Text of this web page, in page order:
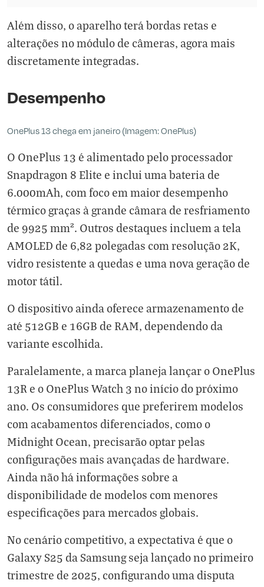
Além disso, o aparelho terá bordas retas e
alterações no módulo de câmeras, agora mais
discretamente integradas.
Desempenho
OnePlus 13 chega em janeiro (Imagem: OnePlus)
O OnePlus 13 é alimentado pelo processador
Snapdragon 8 Elite e inclui uma bateria de
6.000mAh, com foco em maior desempenho
térmico graças à grande câmara de resfriamento
de 9925 mm². Outros destaques incluem a tela
AMOLED de 6,82 polegadas com resolução 2K,
vidro resistente a quedas e uma nova geração de
motor tátil.
O dispositivo ainda oferece armazenamento de
até 512GB e 16GB de RAM, dependendo da
variante escolhida.
Paralelamente, a marca planeja lançar o OnePlus
13R e o OnePlus Watch 3 no início do próximo
ano. Os consumidores que preferirem modelos
com acabamentos diferenciados, como o
Midnight Ocean, precisarão optar pelas
configurações mais avançadas de hardware.
Ainda não há informações sobre a
disponibilidade de modelos com menores
especificações para mercados globais.
No cenário competitivo, a expectativa é que o
Galaxy S25 da Samsung seja lançado no primeiro
trimestre de 2025, configurando uma disputa